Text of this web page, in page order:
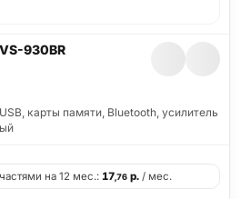
930BR
карты памяти, Bluetooth, усилитель
на 12 мес.: 17,76 р. / мес.